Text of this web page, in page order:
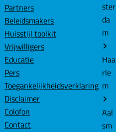
ster
da
m
Haa
rle
m
Aal
sm
Partners
Beleidsmakers
Huisstijl toolkit
Vrijwilligers
Educatie
Pers
Toegankelijkheidsverklaring
Disclaimer
Colofon
Contact